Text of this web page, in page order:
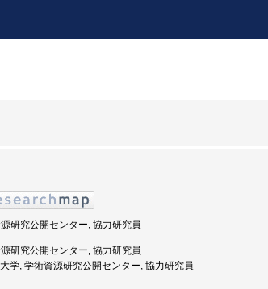
研究公開センター, 協力研究員
研究公開センター, 協力研究員
学, 学術資源研究公開センター, 協力研究員